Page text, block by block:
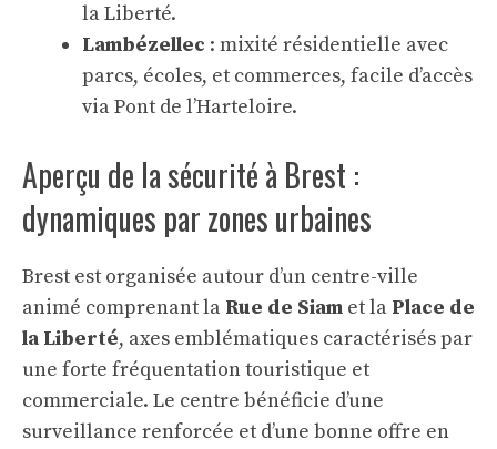
la Liberté.
Lambézellec : mixité résidentielle avec
parcs, écoles, et commerces, facile d’accès
via Pont de l’Harteloire.
Aperçu de la sécurité à Brest :
dynamiques par zones urbaines
Brest est organisée autour d’un centre-ville
animé comprenant la Rue de Siam et la Place de
la Liberté, axes emblématiques caractérisés par
une forte fréquentation touristique et
commerciale. Le centre bénéficie d’une
surveillance renforcée et d’une bonne offre en